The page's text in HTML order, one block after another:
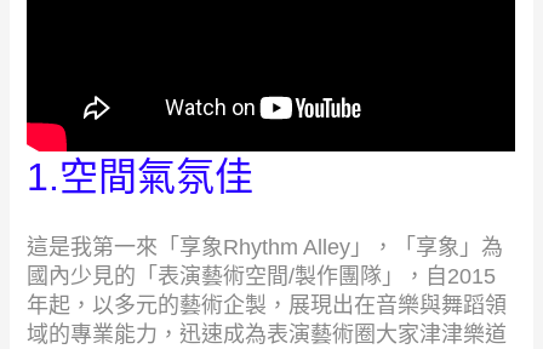
1.空間氣氛佳
這是我第一來「享象Rhythm Alley」，「享象」為
國內少見的「表演藝術空間/製作團隊」，自2015
年起，以多元的藝術企製，展現出在音樂與舞蹈領
域的專業能力，迅速成為表演藝術圈大家津津樂道